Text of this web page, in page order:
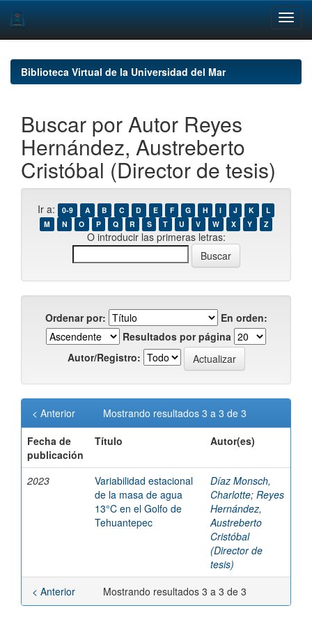
navigationBiblioteca Virtual de la Universidad del Mar
Buscar por Autor Reyes
Hernández, Austreberto
Cristóbal (Director de tesis)
Ir a: 0-9 A B C D E F G H I J K
L
M
N O P Q R S T U V W X Y Z
O introducir las primeras letras:
Ordenar por:
En orden:
Resultados por página
Autor/Registro:
Mostrando resultados 3 a 3 de 3
< Anterior
Fecha de
publicación
Título Autor(es)
2023
Variabilidad estacional
de la masa de agua
13°C en el Golfo de
Tehuantepec
Díaz Monsch,
Charlotte; Reyes
Hernández,
Austreberto
Cristóbal
(Director de
tesis)
Mostrando resultados 3 a 3 de 3
< Anterior